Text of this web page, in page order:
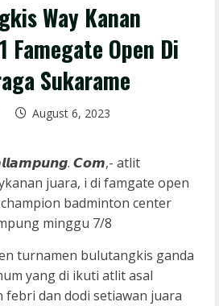
Way Kanan
Famegate Open Di
Sukarame
August 6, 2023
𝘾𝙤𝙢,- atlit
juara, i di famgate open
badminton center
minggu 7/8
turnamen bulutangkis ganda
yang di ikuti atlit asal
febri dan dodi setiawan juara